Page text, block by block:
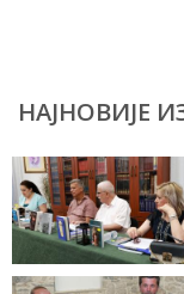
НАЈНОВИЈЕ